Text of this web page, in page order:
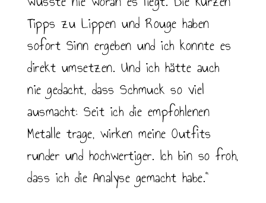
Tipps zu Lippen und Rouge haben
sofort Sinn ergeben und ich konnte es
direkt umsetzen. Und ich hätte auch
nie gedacht, dass Schmuck so viel
ausmacht: Seit ich die empfohlenen
Metalle trage, wirken meine Outfits
runder und hochwertiger. Ich bin so froh,
dass ich die Analyse gemacht habe.“